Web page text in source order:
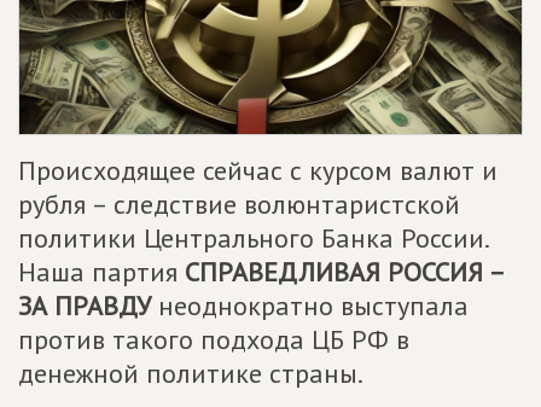
Происходящее сейчас с курсом валют и
рубля – следствие волюнтаристской
политики Центрального Банка России.
Наша партия СПРАВЕДЛИВАЯ РОССИЯ –
ЗА ПРАВДУнеоднократно выступала
против такого подхода ЦБ РФ в
денежной политике страны.